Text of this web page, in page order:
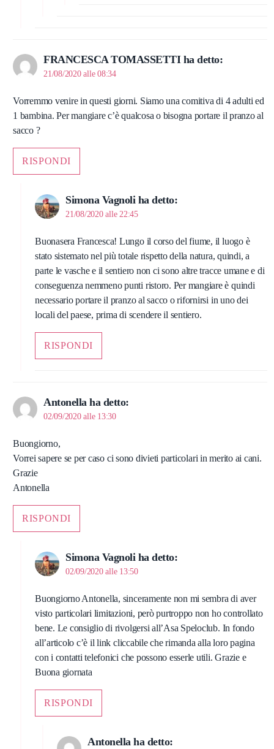
FRANCESCA TOMASSETTI ha detto:
21/08/2020 alle 08:34
Vorremmo venire in questi giorni. Siamo una comitiva di 4 adulti ed
1 bambina. Per mangiare c’è qualcosa o bisogna portare il pranzo al
sacco ?
RISPONDI
Simona Vagnoli ha detto:
21/08/2020 alle 22:45
Buonasera Francesca! Lungo il corso del fiume, il luogo è
stato sistemato nel più totale rispetto della natura, quindi, a
parte le vasche e il sentiero non ci sono altre tracce umane e di
conseguenza nemmeno punti ristoro. Per mangiare è quindi
necessario portare il pranzo al sacco o rifornirsi in uno dei
locali del paese, prima di scendere il sentiero.
RISPONDI
Antonella ha detto:
02/09/2020 alle 13:30
Buongiorno,
Vorrei sapere se per caso ci sono divieti particolari in merito ai cani.
Grazie
Antonella
RISPONDI
Simona Vagnoli ha detto:
02/09/2020 alle 13:50
Buongiorno Antonella, sinceramente non mi sembra di aver
visto particolari limitazioni, però purtroppo non ho controllato
bene. Le consiglio di rivolgersi all’Asa Speloclub. In fondo
all’articolo c’è il link cliccabile che rimanda alla loro pagina
con i contatti telefonici che possono esserle utili. Grazie e
Buona giornata
RISPONDI
Antonella ha detto: